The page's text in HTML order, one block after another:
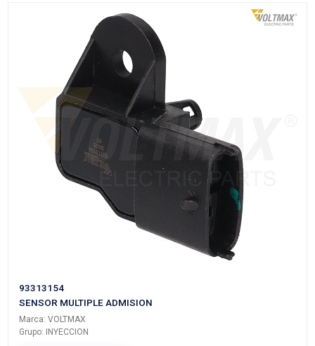
SENSOR MULTIPLE ADMISION
VER APLICACIONES